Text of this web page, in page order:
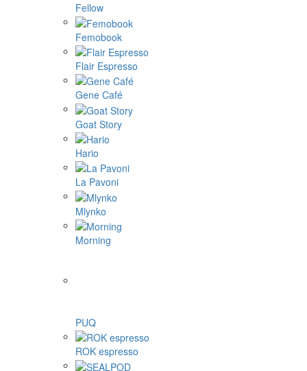
Fellow
Femobook
Flair Espresso
Gene Café
Goat Story
Hario
La Pavoni
Mlynko
Morning
PUQ
ROK espresso